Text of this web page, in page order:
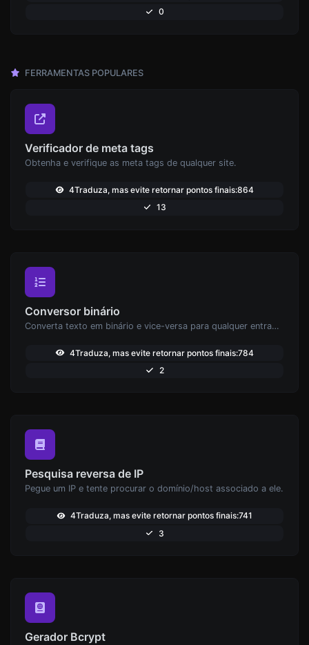
0
FERRAMENTAS POPULARES
Verificador de meta tags
Obtenha e verifique as meta tags de qualquer site.
4Traduza, mas evite retornar pontos finais:864
13
Conversor binário
Converta texto em binário e vice-versa para qualquer entrada de string.
4Traduza, mas evite retornar pontos finais:784
2
Pesquisa reversa de IP
Pegue um IP e tente procurar o domínio/host associado a ele.
4Traduza, mas evite retornar pontos finais:741
3
Gerador Bcrypt